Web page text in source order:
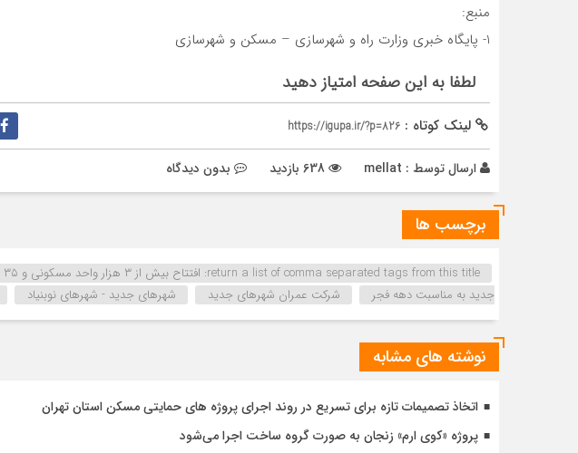
منبع:
1- پایگاه خبری وزارت راه و شهرسازی – مسکن و شهرسازی
لطفا به این صفحه امتیاز دهید
لینک کوتاه : https://igupa.ir/?p=826
ارسال توسط : mellat بدون دیدگاه
برچسب ها
جدید به مناسبت دهه فجر
شرکت عمران شهرهای جدید شهرهای جدید - شهرهای نوبنیاد
نوشته های مشابه
اتخاذ تصمیمات تازه برای تسریع در روند اجرای پروژه های حمایتی مسکن استان تهران
پروژه «کوی ارم» زنجان به صورت گروه ساخت اجرا می‌شود